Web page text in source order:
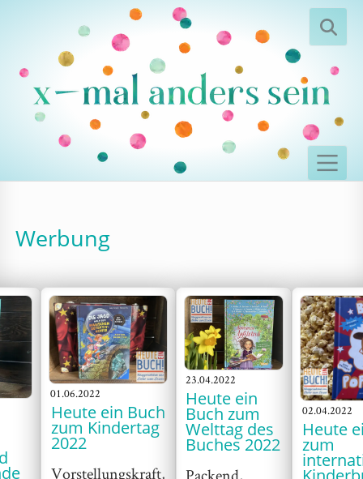
Werbung
01.06.2022
Heute ein Buch
zum Kindertag
2022
Vorstellungskraft,
23.04.2022
Heute ein
Buch zum
Welttag des
Buches 2022
02.04.2022
Heute
zum